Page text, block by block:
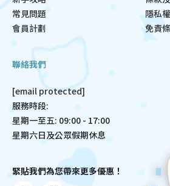
常見問題
會員計劃
隱私
免責
聯絡我們
[email protected]
服務時段:
星期一至五: 09:00 - 17:00
星期六日及公眾假期休息
緊貼我們為您帶來更多優惠！